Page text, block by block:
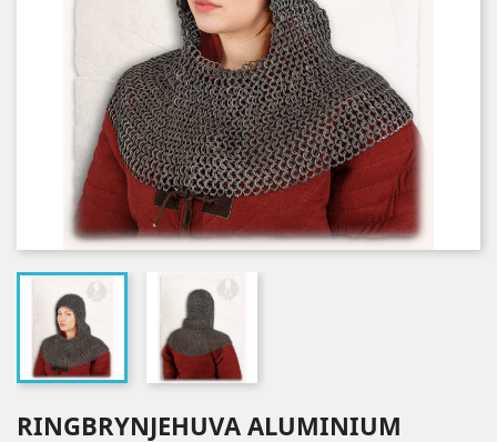
RINGBRYNJEHUVA ALUMINIUM